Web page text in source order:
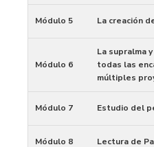
Módulo 5 La creación
Módulo 6
La supralma
todas las
múltiples
Módulo 7 Estudio del
Módulo 8 Lectura de